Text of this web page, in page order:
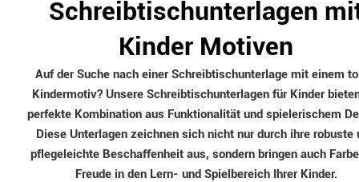
Schreibtischunterlagen
Kinder Motiven
Auf der Suche nach einer Schreibtischunterlage mit einem
Kindermotiv? Unsere Schreibtischunterlagen für Kinder
perfekte Kombination aus Funktionalität und spielerischem
Diese Unterlagen zeichnen sich nicht nur durch ihre robuste
pflegeleichte Beschaffenheit aus, sondern bringen auch
Freude in den Lern- und Spielbereich Ihrer Kinder.